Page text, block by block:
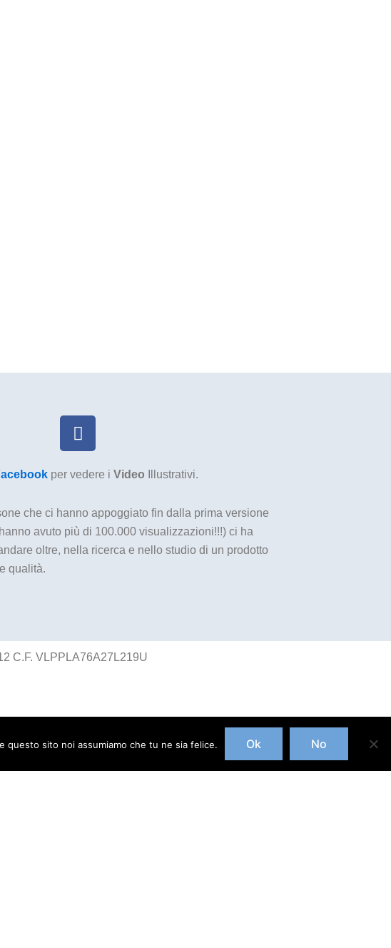
F
a
e
o
o
k
per vedere i Video Illustrativi.
che ci hanno appoggiato fin dalla prima versione
avuto più di 100.000 visualizzazioni!!!) ci ha
oltre, nella ricerca e nello studio di un prodotto
qualità.
C.F. VLPPLA76A27L219U
questo sito noi assumiamo che tu ne sia felice. Ok No